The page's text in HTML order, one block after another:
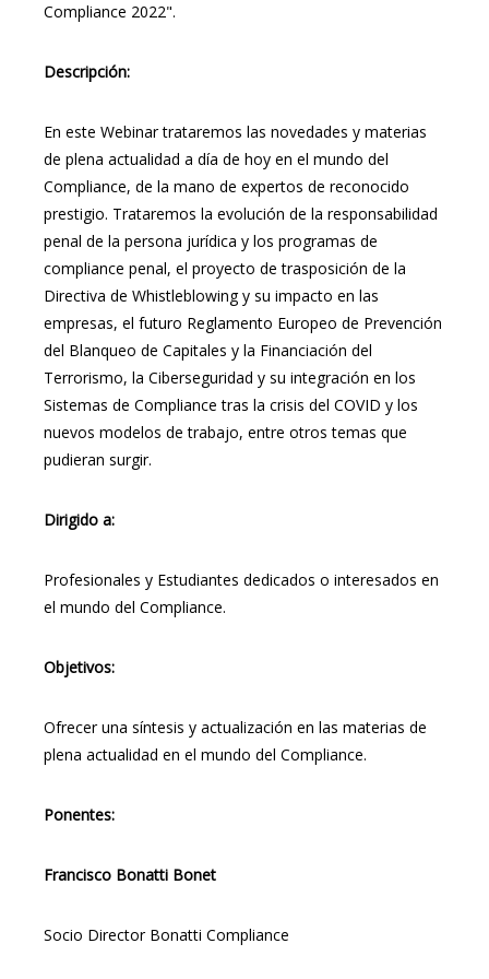
Compliance 2022".
Descripción:
En este Webinar trataremos las novedades y materias
de plena actualidad a día de hoy en el mundo del
Compliance, de la mano de expertos de reconocido
prestigio. Trataremos la evolución de la responsabilidad
penal de la persona jurídica y los programas de
compliance penal, el proyecto de trasposición de la
Directiva de Whistleblowing y su impacto en las
empresas, el futuro Reglamento Europeo de Prevención
del Blanqueo de Capitales y la Financiación del
Terrorismo, la Ciberseguridad y su integración en los
Sistemas de Compliance tras la crisis del COVID y los
nuevos modelos de trabajo, entre otros temas que
pudieran surgir.
Dirigido a:
Profesionales y Estudiantes dedicados o interesados en
el mundo del Compliance.
Objetivos:
Ofrecer una síntesis y actualización en las materias de
plena actualidad en el mundo del Compliance.
Ponentes:
Francisco Bonatti Bonet
Socio Director Bonatti Compliance